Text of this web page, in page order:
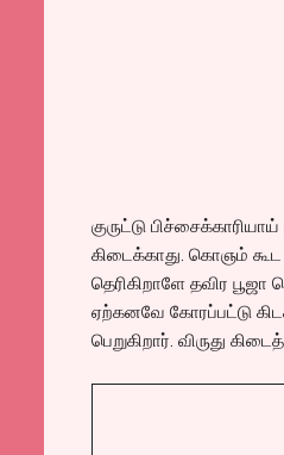
குருட்டு
கிடைக்காது. கொஞம் கூட
தெரிகிறாளே தவிர
ஏற்கனவே கோரப்பட்டு
பெறுகிறார். விருது